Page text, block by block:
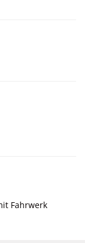
Fahrwerk